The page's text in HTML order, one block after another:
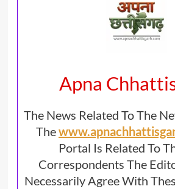
Apna
The News Related To The
The
Portal Is Related To
Correspondents The
Necessarily Agree With